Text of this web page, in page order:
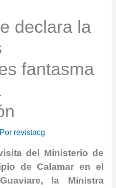
declara la
fantasma
revistacg
del Ministerio de
de Calamar en el
la Ministra